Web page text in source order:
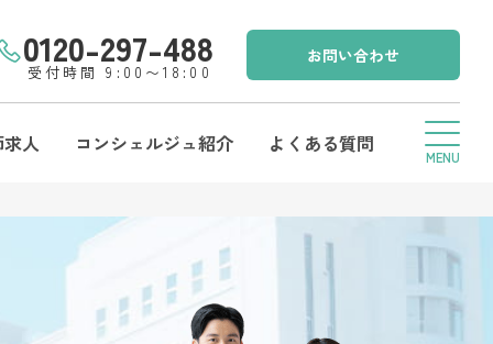
0120-297-488
受付時間 9:00〜18:00
お問い合わせ
人 コンシェルジュ紹介 よくある質問